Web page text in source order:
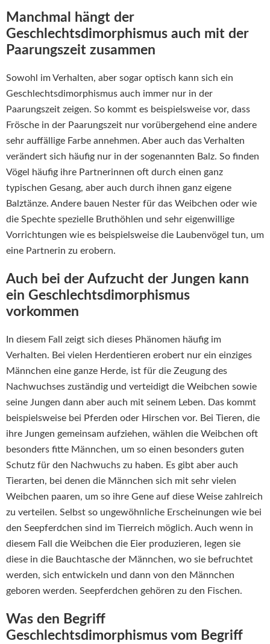
Manchmal hängt der
Geschlechtsdimorphismus auch mit der
Paarungszeit zusammen
Sowohl im Verhalten, aber sogar optisch kann sich ein
Geschlechtsdimorphismus auch immer nur in der
Paarungszeit zeigen. So kommt es beispielsweise vor, dass
Frösche in der Paarungszeit nur vorübergehend eine andere
sehr auffällige Farbe annehmen. Aber auch das Verhalten
verändert sich häufig nur in der sogenannten Balz. So finden
Vögel häufig ihre Partnerinnen oft durch einen ganz
typischen Gesang, aber auch durch ihnen ganz eigene
Balztänze. Andere bauen Nester für das Weibchen oder wie
die Spechte spezielle Bruthöhlen und sehr eigenwillige
Vorrichtungen wie es beispielsweise die Laubenvögel tun, um
eine Partnerin zu erobern.
Auch bei der Aufzucht der Jungen kann
ein Geschlechtsdimorphismus
vorkommen
In diesem Fall zeigt sich dieses Phänomen häufig im
Verhalten. Bei vielen Herdentieren erobert nur ein einziges
Männchen eine ganze Herde, ist für die Zeugung des
Nachwuchses zuständig und verteidigt die Weibchen sowie
seine Jungen dann aber auch mit seinem Leben. Das kommt
beispielsweise bei Pferden oder Hirschen vor. Bei Tieren, die
ihre Jungen gemeinsam aufziehen, wählen die Weibchen oft
besonders fitte Männchen, um so einen besonders guten
Schutz für den Nachwuchs zu haben. Es gibt aber auch
Tierarten, bei denen die Männchen sich mit sehr vielen
Weibchen paaren, um so ihre Gene auf diese Weise zahlreich
zu verteilen. Selbst so ungewöhnliche Erscheinungen wie bei
den Seepferdchen sind im Tierreich möglich. Auch wenn in
diesem Fall die Weibchen die Eier produzieren, legen sie
diese in die Bauchtasche der Männchen, wo sie befruchtet
werden, sich entwickeln und dann von den Männchen
geboren werden. Seepferdchen gehören zu den Fischen.
Was den Begriff
Geschlechtsdimorphismus vom Begriff